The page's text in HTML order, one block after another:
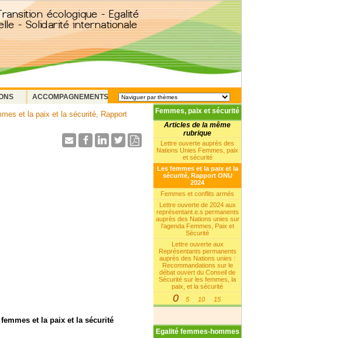
ACCOMPAGNEMENTS
Femmes, paix et sécurité
Articles de la même
rubrique
Lettre ouverte auprès des
Nations Unies Femmes, paix
et sécurité
Les femmes et la paix et la
sécurité, Rapport ONU
2024
Femmes et conflits armés
Lettre ouverte de 2024 aux
représentant.e.s permanents
auprès des Nations unies sur
l’agenda Femmes, Paix et
Sécurité
Lettre ouverte aux
Représentants permanents
auprès des Nations unies :
Recommandations sur le
débat ouvert du Conseil de
Sécurité sur les femmes, la
paix, et la sécurité
0| 5 | 10 | 15
Egalité femmes-hommes
et la paix et la sécurité, Rapport
et la paix et la sécurité